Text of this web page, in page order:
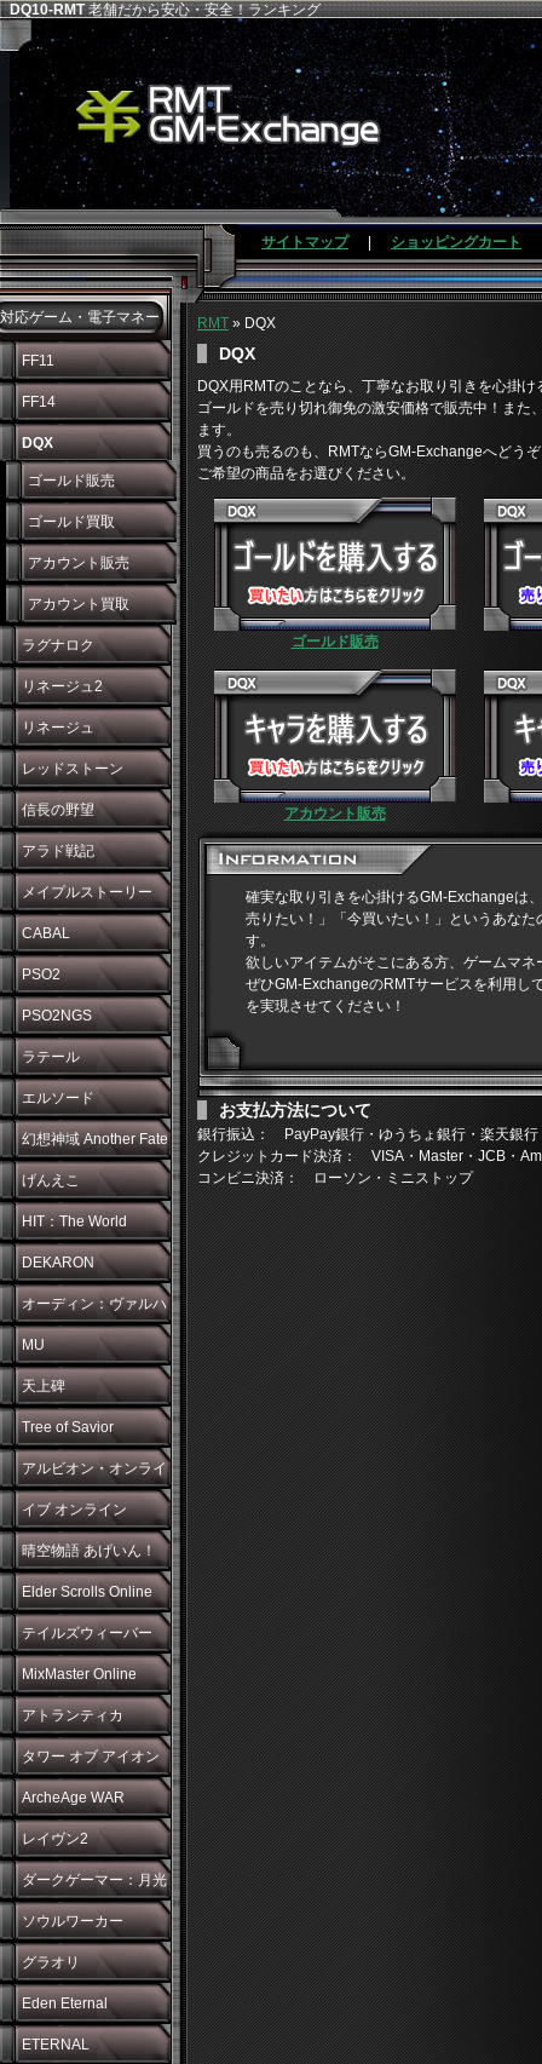
DQ10-RMT老舗だから安心・安全！ランキング
サイトマップ ショッピングカート
対応ゲーム・電子マネー
FF11
FF14
DQX
ゴールド販売
ゴールド買取
アカウント販売
アカウント買取
ラグナロク
リネージュ2
リネージュ
レッドストーン
信長の野望
アラド戦記
メイプルストーリー
CABAL
PSO2
PSO2NGS
ラテール
エルソード
幻想神域 Another Fate
げんえこ
HIT：The World
DEKARON
オーディン：ヴァルハ
ラ・ライジング
MU
天上碑
Tree of Savior
アルビオン・オンライ
ン
イブ オンライン
晴空物語 あげいん！
Elder Scrolls Online
テイルズウィーバー
MixMaster Online
アトランティカ
タワー オブ アイオン
ArcheAge WAR
レイヴン2
ダークゲーマー：月光
彫刻師
ソウルワーカー
グラオリ
Eden Eternal
ETERNAL
RMT » DQX
DQX
DQX用RMTのことなら、丁寧なお取り引きを心掛
ゴールドを売り切れ御免の激安価格で販売中！また
ます。
買うのも売るのも、RMTならGM-Exchangeへどう
ご希望の商品をお選びください。
ゴールド販売
アカウント販売
確実な取り引きを心掛けるGM-Exchangeは
売りたい！」「今買いたい！」というあな
す。
欲しいアイテムがそこにある方、ゲームマ
ぜひGM-ExchangeのRMTサービスを利用し
を実現させてください！
お支払方法について
銀行振込： PayPay銀行・ゆうちょ銀行・楽天銀行
クレジットカード決済： VISA・Master・JCB・
コンビニ決済： ローソン・ミニストップ